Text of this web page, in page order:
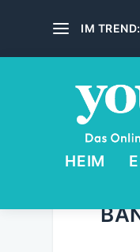
IM TREND:
HEIM